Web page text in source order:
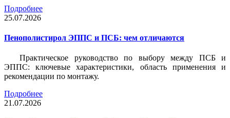
Подробнее
25.07.2026
Пенополистирол ЭППС и ПСБ: чем отличаются
Практическое руководство по выбору между ПСБ и
ЭППС: ключевые характеристики, область применения и
рекомендации по монтажу.
Подробнее
21.07.2026